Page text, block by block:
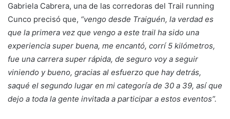
Gabriela Cabrera, una de las corredoras del Trail running
Cunco precisó que, “vengo desde Traiguén, la verdad es
que la primera vez que vengo a este trail ha sido una
experiencia super buena, me encantó, corrí 5 kilómetros,
fue una carrera super rápida, de seguro voy a seguir
viniendo y bueno, gracias al esfuerzo que hay detrás,
saqué el segundo lugar en mi categoría de 30 a 39, así que
dejo a toda la gente invitada a participar a estos eventos”.